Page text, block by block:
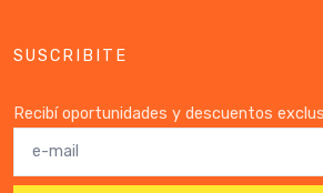
SUSCRIBITE
Recibí oportunidades y descuentos